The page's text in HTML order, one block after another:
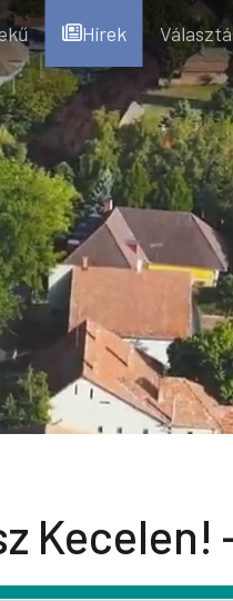
Hírek
Kecelen!